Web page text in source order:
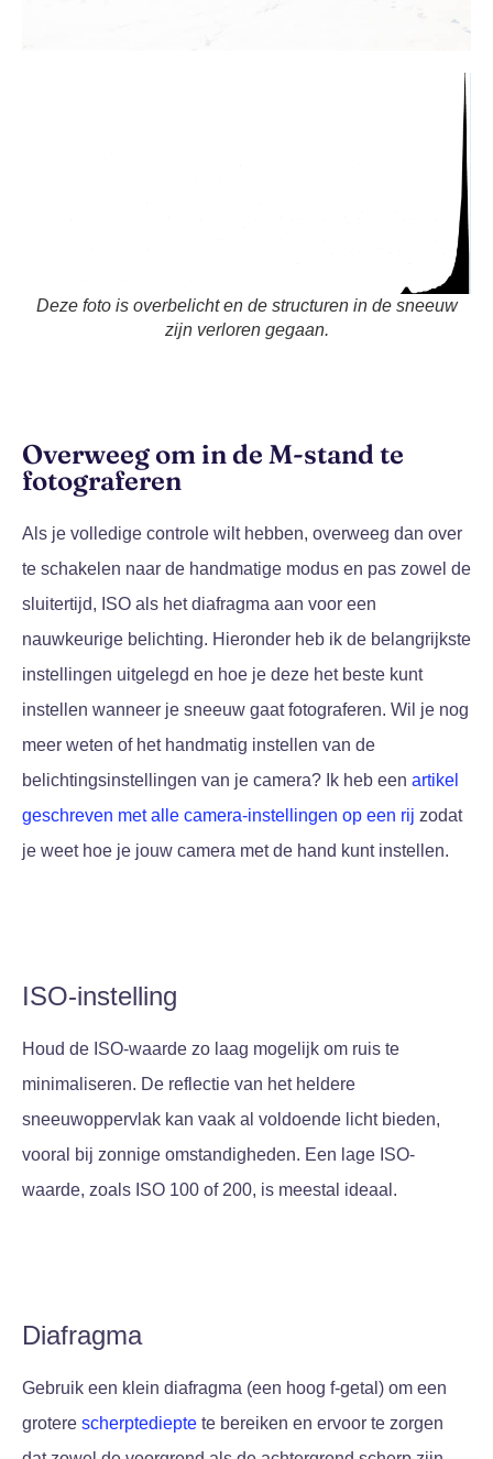
Deze foto is overbelicht en de structuren in de sneeuw
zijn verloren gegaan.
Overweeg om in de M-stand te
fotograferen
Als je volledige controle wilt hebben, overweeg dan over
te schakelen naar de handmatige modus en pas zowel de
sluitertijd, ISO als het diafragma aan voor een
nauwkeurige belichting. Hieronder heb ik de belangrijkste
instellingen uitgelegd en hoe je deze het beste kunt
instellen wanneer je sneeuw gaat fotograferen. Wil je nog
meer weten of het handmatig instellen van de
belichtingsinstellingen van je camera? Ik heb een artikel
geschreven met alle camera-instellingen op een rij zodat
je weet hoe je jouw camera met de hand kunt instellen.
ISO-instelling
Houd de ISO-waarde zo laag mogelijk om ruis te
minimaliseren. De reflectie van het heldere
sneeuwoppervlak kan vaak al voldoende licht bieden,
vooral bij zonnige omstandigheden. Een lage ISO-
waarde, zoals ISO 100 of 200, is meestal ideaal.
Diafragma
Gebruik een klein diafragma (een hoog f-getal) om een
grotere scherptediepte te bereiken en ervoor te zorgen